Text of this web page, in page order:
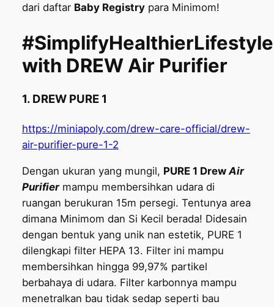
dari daftar Baby Registrypara Minimom!
#SimplifyHealthierLifestyle
with DREW Air Purifier
1. DREW PURE 1
https://miniapoly.com/drew-care-official/drew-
air-purifier-pure-1-2
Dengan ukuran yang mungil, PURE 1 Drew Air
Purifiermampu membersihkan udara di
ruangan berukuran 15m persegi. Tentunya area
dimana Minimom dan Si Kecil berada! Didesain
dengan bentuk yang unik nan estetik, PURE 1
dilengkapi filter HEPA 13. Filter ini mampu
membersihkan hingga 99,97% partikel
berbahaya di udara. Filter karbonnya mampu
menetralkan bau tidak sedap seperti bau